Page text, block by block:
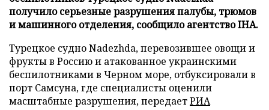
получило серьезные разрушения палубы, трюмов
и машинного отделения, сообщило агентство IHA.
Турецкое судно Nadezhda, перевозившее овощи и
фрукты в Россию и атакованное украинскими
беспилотниками в Черном море, отбуксировали в
порт Самсуна, где специалисты оценили
масштабные разрушения, передаетРИА